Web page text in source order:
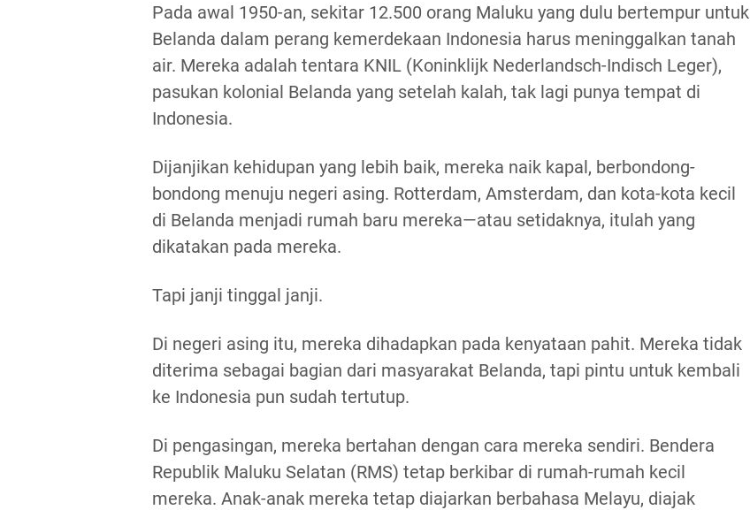
Pada awal 1950-an, sekitar 12.500 orang Maluku yang dulu bertempur untuk
Belanda dalam perang kemerdekaan Indonesia harus meninggalkan tanah
air. Mereka adalah tentara KNIL (Koninklijk Nederlandsch-Indisch Leger),
pasukan kolonial Belanda yang setelah kalah, tak lagi punya tempat di
Indonesia.
Dijanjikan kehidupan yang lebih baik, mereka naik kapal, berbondong-
bondong menuju negeri asing. Rotterdam, Amsterdam, dan kota-kota kecil
di Belanda menjadi rumah baru mereka—atau setidaknya, itulah yang
dikatakan pada mereka.
Tapi janji tinggal janji.
Di negeri asing itu, mereka dihadapkan pada kenyataan pahit. Mereka tidak
diterima sebagai bagian dari masyarakat Belanda, tapi pintu untuk kembali
ke Indonesia pun sudah tertutup.
Di pengasingan, mereka bertahan dengan cara mereka sendiri. Bendera
Republik Maluku Selatan (RMS) tetap berkibar di rumah-rumah kecil
mereka. Anak-anak mereka tetap diajarkan berbahasa Melayu, diajak